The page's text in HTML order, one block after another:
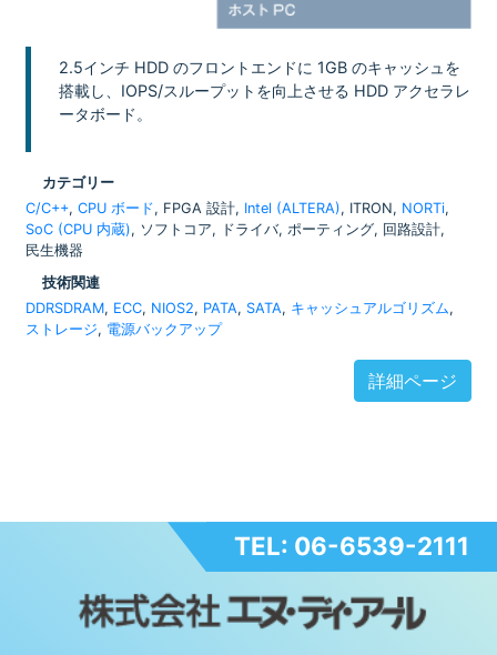
2.5インチ HDD のフロントエンドに 1GB のキャッシュを
搭載し、IOPS/スループットを向上させる HDD アクセラレ
ータボード。
カテゴリー
C/C++, CPU ボード, FPGA 設計, Intel (ALTERA), ITRON, NORTi,
SoC (CPU 内蔵), ソフトコア, ドライバ, ポーティング, 回路設計,
民生機器
技術関連
DDRSDRAM, ECC, NIOS2, PATA, SATA, キャッシュアルゴリズム,
ストレージ, 電源バックアップ
詳細ページ
TEL: 06-6539-2111